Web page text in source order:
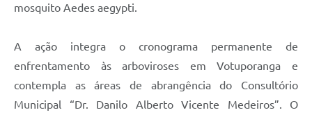
mosquito Aedes aegypti.
A ação integra o cronograma permanente de
enfrentamento às arboviroses em Votuporanga e
contempla as áreas de abrangência do Consultório
Municipal “Dr. Danilo Alberto Vicente Medeiros”. O